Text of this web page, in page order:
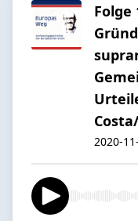
Folge
2020-